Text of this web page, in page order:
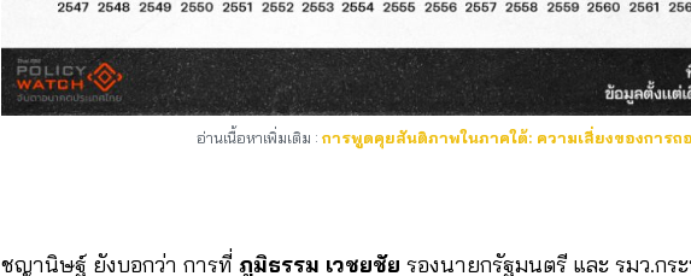
อ่านเนื้อหาเพิ่มเติม : การพูดคุยสันติภาพในภาคใต้: ความเสี่ยงของการถ
ชญานิษฐ์ ยังบอกว่า การที่ ภูมิธรรม เวชยชัย รองนายกรัฐมนตรี และ รมว.กร